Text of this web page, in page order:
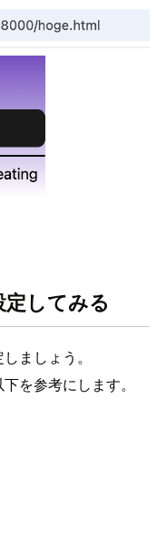
してみる
ましょう。
を参考にします。